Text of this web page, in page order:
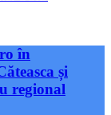
în
și
regional